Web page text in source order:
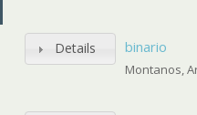
Details binario
Montanos,